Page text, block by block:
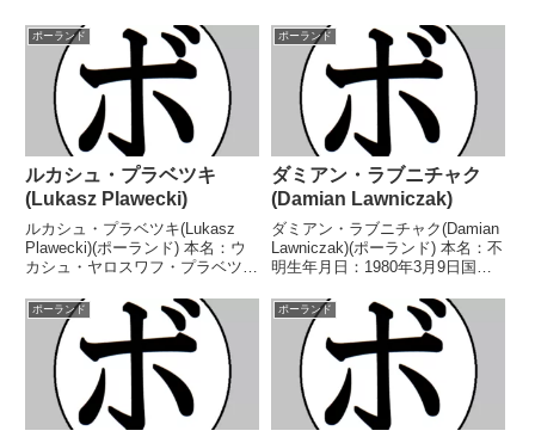
ポーランド
ルカシュ・プラベツキ
(Lukasz Plawecki)
ルカシュ・プラベツキ(Lukasz
Plawecki)(ポーランド) 本名：ウ
カシュ・ヤロスワフ・プラベツキ
ポーランド戦績：15戦11勝
(6KO)2敗2分 【獲得タイトル】
WBF世界クルーザー級王
座 【戦...
ポーランド
ダミアン・ラブニチャク
(Damian Lawniczak)
ダミアン・ラブニチャク(Damian
Lawniczak)(ポーランド) 本名：不
明生年月日：1980年3月9日国
敗2分【獲得タイトル】なし【戦
歴】2004/02/28 ●1RTKO ホフ
ハネス・ザムコチヤ...
ポーランド ポーランド